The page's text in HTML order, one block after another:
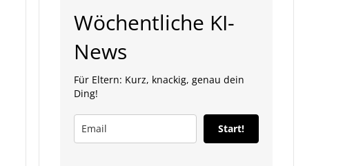
Wöchentliche KI-
News
Für Eltern: Kurz, knackig, genau dein
Ding!
Start!